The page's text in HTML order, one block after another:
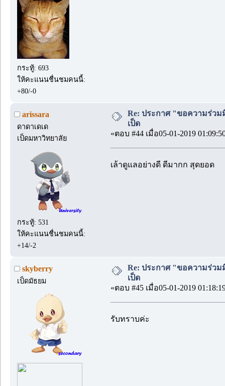
กระทู้: 693
ให้คะแนนชื่นชมคนนี้:
+80/-0
arissara
ดาดาเดเด
เป็ดมหาวิทยาลัย
กระทู้: 531
ให้คะแนนชื่นชมคนนี้:
+14/-2
Re: ประกาศ "ขอความร่ว
เป็ด
«ตอบ #44 เมื่อ05-01-2019
เล้าดูแลอย่างดี ดีมากก สุดยอด
skyberry
เป็ดมัธยม
Re: ประกาศ "ขอความร่ว
เป็ด
«ตอบ #45 เมื่อ05-01-2019
รับทราบค่ะ